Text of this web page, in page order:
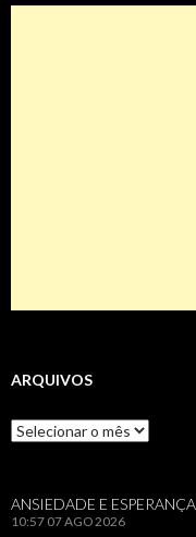
ARQUIVOS
Arquivos
ANSIEDADE E
10:57 07 AGO 2026